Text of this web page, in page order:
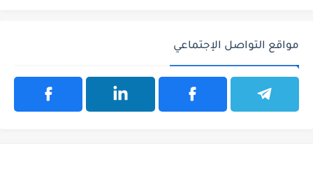
مواقع التواصل الإجتماعي